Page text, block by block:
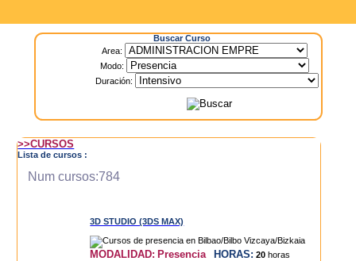
Buscar Curso
Area:
Modo:
Duración:
>>CURSOS
Lista de cursos :
Num cursos:784
3D STUDIO (3DS MAX)
MODALIDAD: Presencia HORAS: 20 horas